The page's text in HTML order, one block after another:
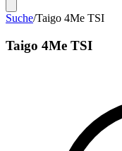
Suche/Taigo 4Me TSI
Taigo 4Me TSI